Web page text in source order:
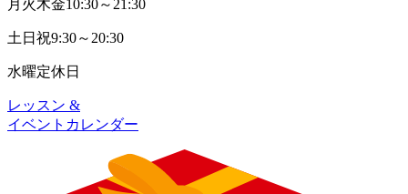
月火木金10:30～21:30
土日祝9:30～20:30
水曜定休日
レッスン &
イベントカレンダー